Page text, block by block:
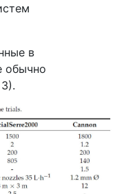
в
обычно